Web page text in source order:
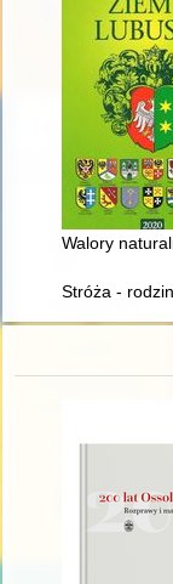
Walory
Stróża -